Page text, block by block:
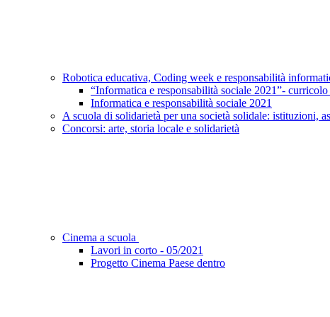
Robotica educativa, Coding week e responsabilità
“Informatica e responsabilità sociale 2021”-
Informatica e responsabilità sociale 2021
A scuola di solidarietà per una società solidale: istituzioni,
Concorsi: arte, storia locale e solidarietà
Cinema a scuola
Lavori in corto - 05/2021
Progetto Cinema Paese dentro